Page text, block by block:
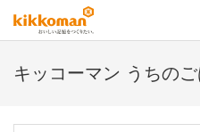
キッコーマン うちの